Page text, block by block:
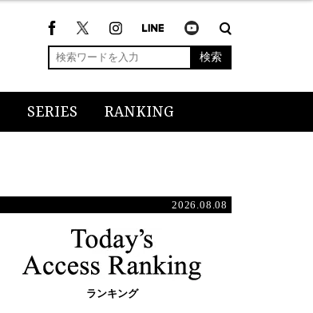
検索
SERIES RANKING
2026.08.08
ランキング